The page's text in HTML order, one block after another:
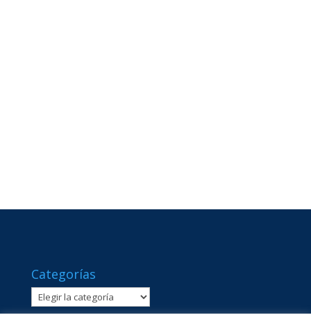
Categorías
Categorías